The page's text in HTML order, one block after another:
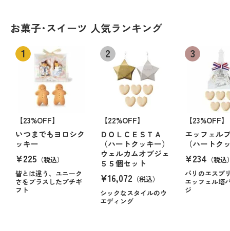
お菓子･スイーツ 人気ランキング
【23%OFF】
いつまでもヨロシク
ッキー
¥225 （税込）
皆とは違う、ユニーク
さをプラスしたプチギ
フト
【22%OFF】
ＤＯＬＣＥＳＴＡ
（ハートクッキー）
ウェルカムオブジェ
５５個セット
¥16,072 （税込）
シックなスタイルのウ
エディング
【23%OFF】
エッフェル
（ハートク
¥234 （税込
パリのエスプ
エッフェル塔
ジ